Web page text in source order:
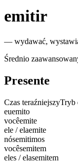
emitir
— wydawać,
Średnio
Presente
Czas teraźniejszyTryb
euemito
vocêemite
ele / elaemite
nósemitimos
vocêsemitem
eles / elasemitem